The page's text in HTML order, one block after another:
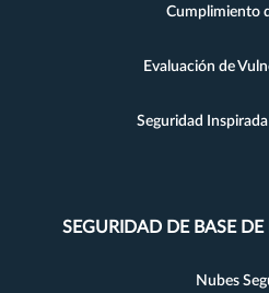
Cumplimiento
Evaluación de
Seguridad
SEGURIDAD DE BASE
Nubes